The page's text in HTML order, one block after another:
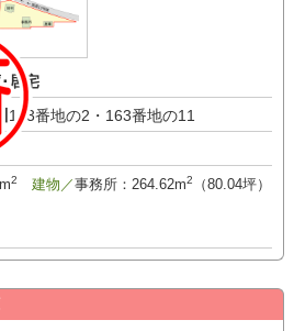
居宅
163番地の2・163番地の11
2 建物／事務所：264.62m2
（80.04坪）